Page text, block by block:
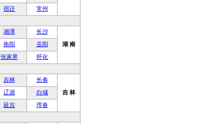
宿迁 常州
湘潭
长沙
湖 南
衡阳
岳阳
张家界 怀化
吉林
长春
吉 林
辽源
白城
延吉 珲春